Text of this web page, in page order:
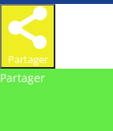
Partager
Partager